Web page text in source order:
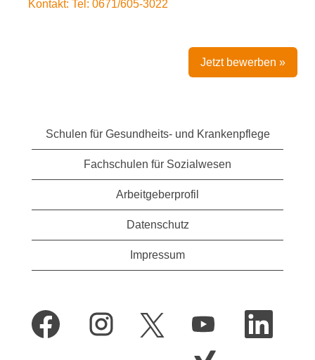
Kontakt: Tel: 0671/605-3022
Jetzt bewerben »
Schulen für Gesundheits- und Krankenpflege
Fachschulen für Sozialwesen
Arbeitgeberprofil
Datenschutz
Impressum
W
W
W
r
W